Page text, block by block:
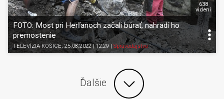
FOTO: Most pri Herľanoch začali búrať, nahradí ho
premostenie
TELEVÍZIA KOŠICE, 25.08.2022 | 12:29 | Spravodajstvo
638
videní
Ďalšie